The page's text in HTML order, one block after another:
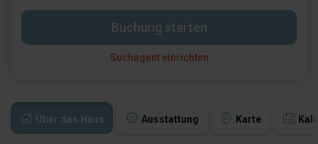
Über das Haus Ausstattung Karte
Buchung starten
Suchagent einrichten